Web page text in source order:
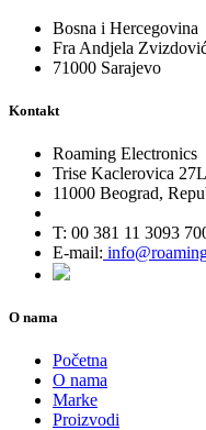
Bosna i Hercegovina
Fra Andjela
71000 Sarajevo
Kontakt
Roaming Electronics
Trise Kaclerovica 27L
11000 Beograd,
T: 00 381 11 3093
E-mail:
O nama
Početna
O nama
Marke
Proizvodi